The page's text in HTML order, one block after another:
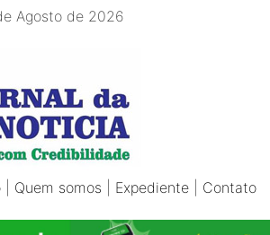
Agosto de 2026
Quem somos Expediente Contato